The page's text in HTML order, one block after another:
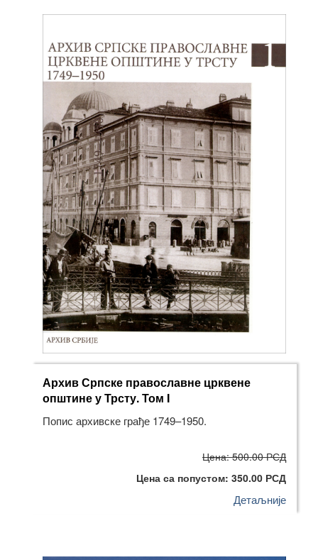
Архив Српске православне црквене
општине у Трсту. Том I
Попис архивске грађе 1749–1950.
Цена: 500.00 РСД
Цена са попустом: 350.00 РСД
Детаљније